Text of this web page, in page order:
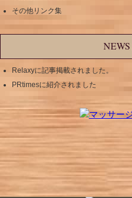
その他リンク集
NEWS
Relaxyに記事掲載されました。
PRtimesに紹介されました